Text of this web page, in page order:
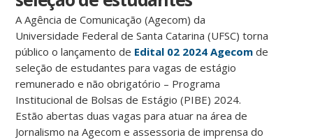
A Agência de Comunicação (Agecom) da
Universidade Federal de Santa Catarina (UFSC) torna
público o lançamento de Edital 02 2024 Agecom de
seleção de estudantes para vagas de estágio
remunerado e não obrigatório – Programa
Institucional de Bolsas de Estágio (PIBE) 2024.
Estão abertas duas vagas para atuar na área de
Jornalismo naAgecom e assessoria de imprensa do